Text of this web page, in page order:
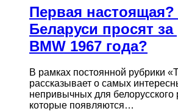
Первая
Беларуси просят
BMW 1967 года?
В рамках постоянной рубрики
рассказывает о самых
непривычных для белорусского
которые появляются…